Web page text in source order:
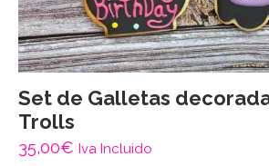
Set de Galletas
Trolls
35,00€ Iva Incluido